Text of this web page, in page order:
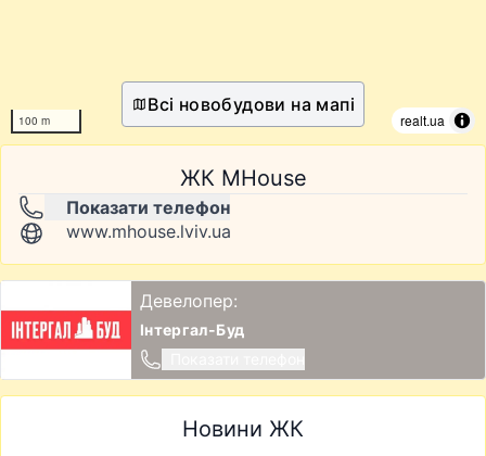
100 m realt.ua
Всі новобудови на мапі
ЖК MHouse
Показати телефон
www.mhouse.lviv.ua
Девелопер:
Інтергал-Буд
Новини ЖК